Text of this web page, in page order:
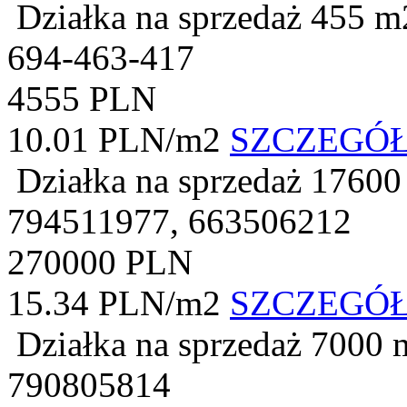
Działka na sprzedaż 455
694-463-417
4555 PLN
10.01 PLN/m2
Działka na sprzedaż
794511977, 663506212
270000 PLN
15.34 PLN/m2
Działka na sprzedaż 7000
790805814